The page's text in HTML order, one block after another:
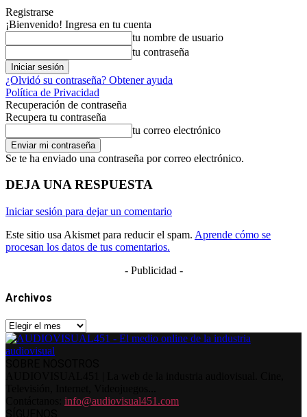
Registrarse
¡Bienvenido! Ingresa en tu cuenta
tu nombre de usuario
tu contraseña
¿Olvidó su contraseña? Obtener ayuda
Política de Privacidad
Recuperación de contraseña
Recupera tu contraseña
tu correo electrónico
Se te ha enviado una contraseña por correo electrónico.
DEJA UNA RESPUESTA
Iniciar sesión para dejar un comentario
Este sitio usa Akismet para reducir el spam. Aprende cómo se
procesan los datos de tus comentarios.
- Publicidad -
Archivos
Archivos
info@audiovisual451.com